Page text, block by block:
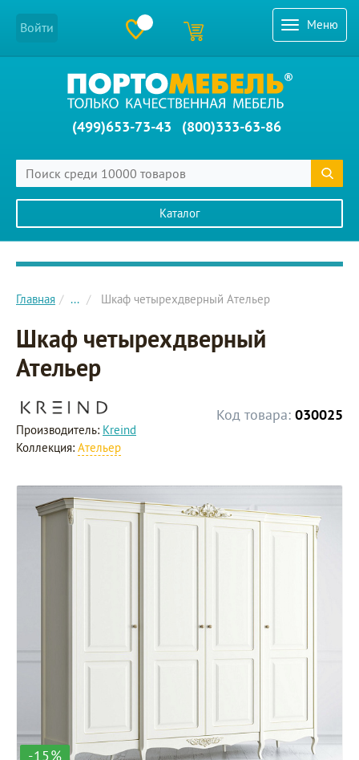
Меню
Войти
(499)653-73-43 (800)333-63-86
Каталог
Главное меню сайта
Главная ... Шкаф четырехдверный Ательер
Шкаф четырехдверный
Ательер
Код товара: 030025
Производитель: Kreind
Коллекция: Ательер
-15%